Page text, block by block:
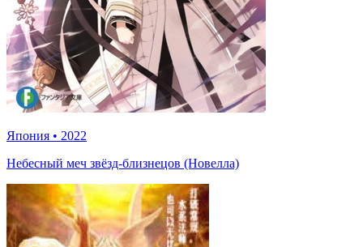
Япония • 2022
Небесный меч звёзд-близнецов (Новелла)